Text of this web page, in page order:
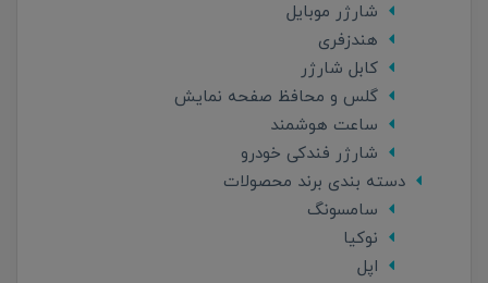
شارژر موبایل
هندزفری
کابل شارژر
گلس و محافظ صفحه نمایش
ساعت هوشمند
شارژر فندکی خودرو
دسته بندی برند محصولات
سامسونگ
نوکیا
اپل